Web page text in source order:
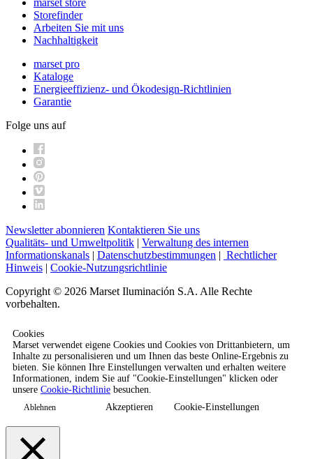
Storefinder
Arbeiten Sie mit uns
Nachhaltigkeit
marset pro
Kataloge
Energieeffizienz- und Ökodesign-Richtlinien
Garantie
Folge uns auf
Newsletter abonnieren Kontaktieren Sie uns
Qualitäts- und Umweltpolitik | Verwaltung des internen
Informationskanals | Datenschutzbestimmungen | Rechtlicher
Hinweis | Cookie-Nutzungsrichtlinie
Copyright © 2026 Marset Iluminación S.A. Alle Rechte
vorbehalten.
Cookies
Marset verwendet eigene Cookies und Cookies von Drittanbietern, um
Inhalte zu personalisieren und um Ihnen das beste Online-Ergebnis zu
bieten. Sie können Ihre Einstellungen verwalten und erhalten weitere
Informationen, indem Sie auf "Cookie-Einstellungen" klicken oder
unsere Cookie-Richtlinie besuchen.
Ablehnen Akzeptieren Cookie-Einstellungen